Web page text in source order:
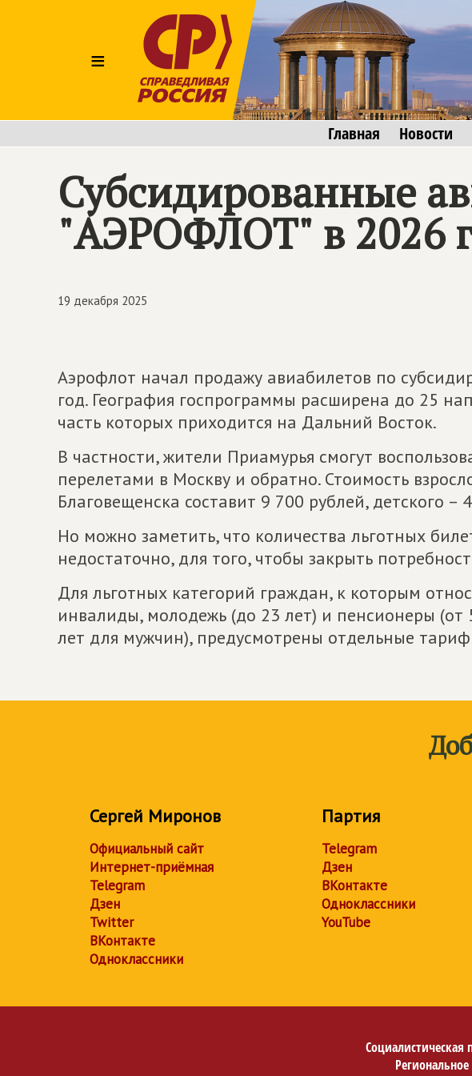
≡
Главная Новости
Субсидированные
"АЭРОФЛОТ" в 2026
19 декабря 2025
Аэрофлот начал продажу авиабилетов по
год. География госпрограммы расширена до 25
часть которых приходится на Дальний Восток.
В частности, жители Приамурья смогут
перелетами в Москву и обратно. Стоимость
Благовещенска составит 9 700 рублей, детского –
Но можно заметить, что количества льготных
недостаточно, для того, чтобы закрыть
Для льготных категорий граждан, к которым
инвалиды, молодежь (до 23 лет) и пенсионеры
лет для мужчин), предусмотрены отдельные
Сергей Миронов
Официальный сайт
Интернет-приёмная
Telegram
Дзен
Twitter
ВКонтакте
Одноклассники
Партия
Telegram
Дзен
ВКонтакте
Одноклассники
YouTube
Социалистическая